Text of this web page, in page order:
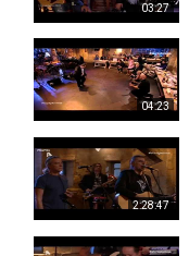
03:27
04:23
2:28:47